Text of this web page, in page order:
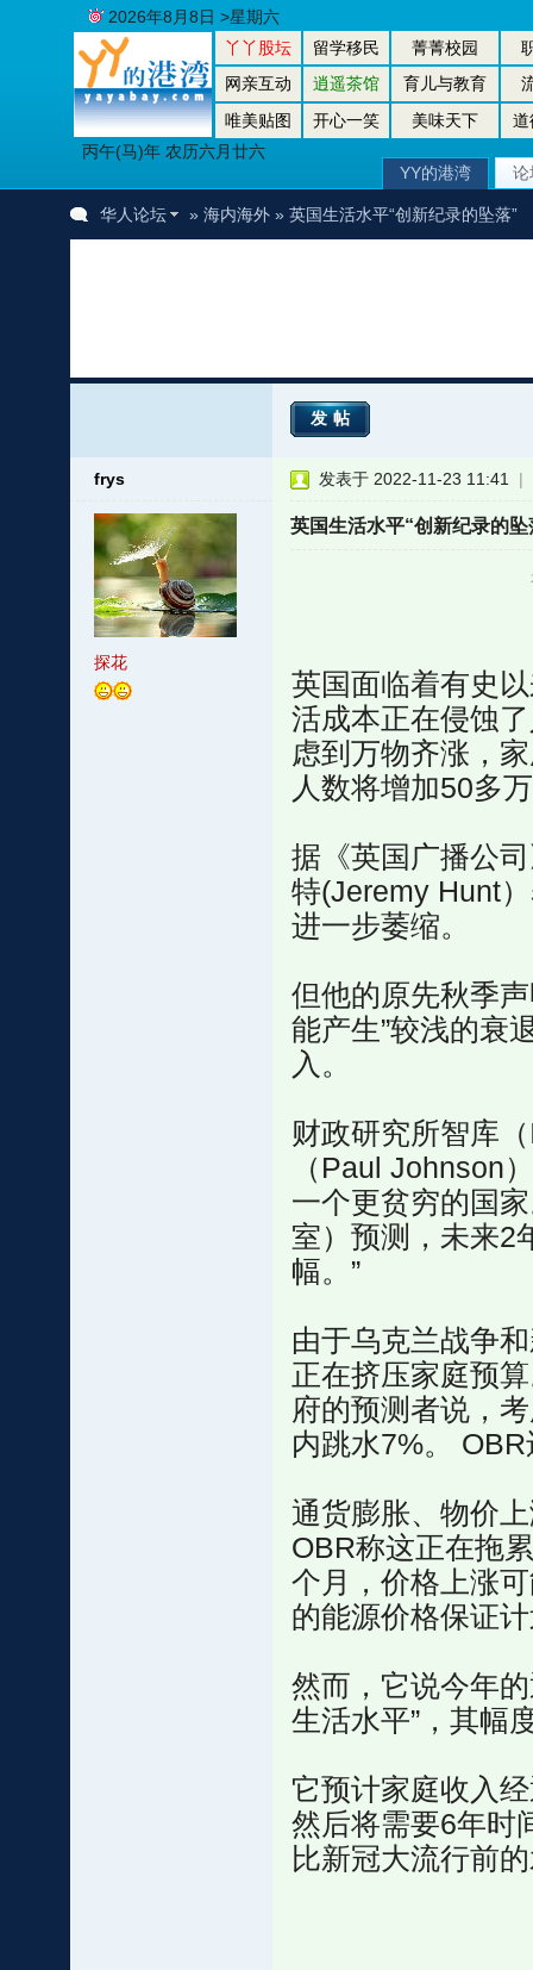
丫丫股坛 留学移民 菁菁校园
网亲互动
逍遥茶馆 育儿与教育
唯美贴图
开心一笑 美味天下
道
丙午(马)年 农历六月廿六
2026年8月8日 >星期六
YY的港湾 论
华人论坛 » 海内海外» 英国生活水平“创新纪录的坠落”
发帖
frys
探花
发表于 2022-11-23 11:41 |
者
英国生活水平“创新纪录的坠
英国面临着有史
活成本正在侵蚀
虑到万物齐涨，
人数将增加50多
据《英国广播公
特(Jeremy Hunt
进一步萎缩。
但他的原先秋季
能产生”较浅的衰
入。
财政研究所智库
（Paul Johnson
一个更贫穷的国
室）预测，未来2
幅。”
由于乌克兰战争
正在挤压家庭预
府的预测者说，
内跳水7%。
通货膨胀、物价
OBR称这正在拖
个月，价格上涨
的能源价格保证
然而，它说今年
生活水平”，其幅
它预计家庭收入
然后将需要6年时
比新冠大流行前